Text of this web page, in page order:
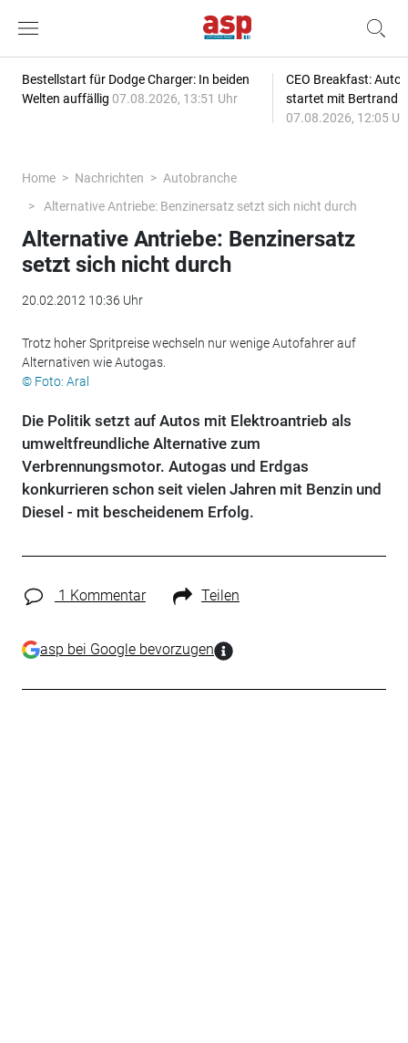
Bestellstart für Dodge Charger: In beiden
Welten auffällig 07.08.2026, 13:51 Uhr
CEO Breakfast:
startet mit Bertrand
07.08.2026, 12:05
Home Nachrichten
Autobranche
Alternative Antriebe: Benzinersatz setzt sich nicht durch
Alternative Antriebe: Benzinersatz
setzt sich nicht durch
20.02.2012 10:36 Uhr
Trotz hoher Spritpreise wechseln nur wenige Autofahrer auf
Alternativen wie Autogas.
© Foto: Aral
Die Politik setzt auf Autos mit Elektroantrieb als
umweltfreundliche Alternative zum
Verbrennungsmotor. Autogas und Erdgas
konkurrieren schon seit vielen Jahren mit Benzin und
Diesel - mit bescheidenem Erfolg.
1 Kommentar Teilen
asp bei Google bevorzugen